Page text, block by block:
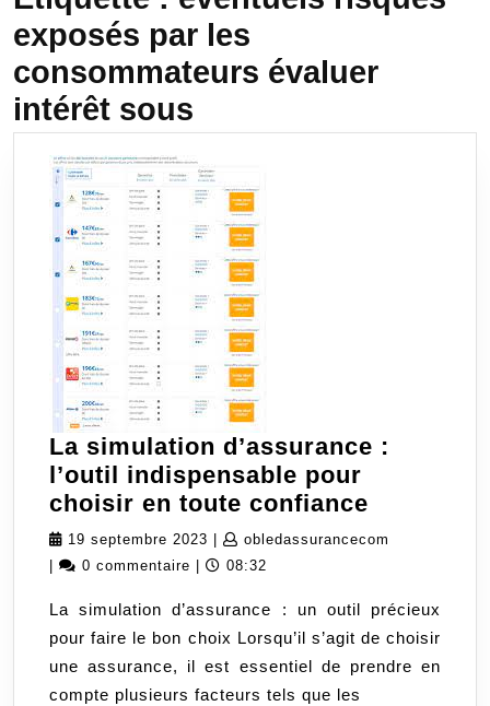
exposés par les
consommateurs évaluer
intérêt sous
La simulation d’assurance :
l’outil indispensable pour
choisir en toute confiance
l’outil
pour
19 septembre 2023 19
septembre
obledassurancecom
0 commentaire 08:32
La simulation d’assurance : un outil précieux
pour faire le bon choix Lorsqu’il s’agit de choisir
une assurance, il est essentiel de prendre en
compte plusieurs facteurs tels que les